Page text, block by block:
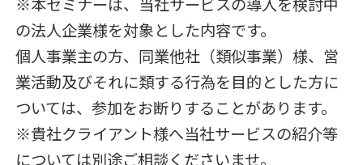
※本セミナーは、当社サービスの導入を検討中
の法人企業様を対象とした内容です。
個人事業主の方、同業他社（類似事業）様、営
業活動及びそれに類する行為を目的とした方に
ついては、参加をお断りすることがあります。
※貴社クライアント様へ当社サービスの紹介等
については別途ご相談くださいませ。